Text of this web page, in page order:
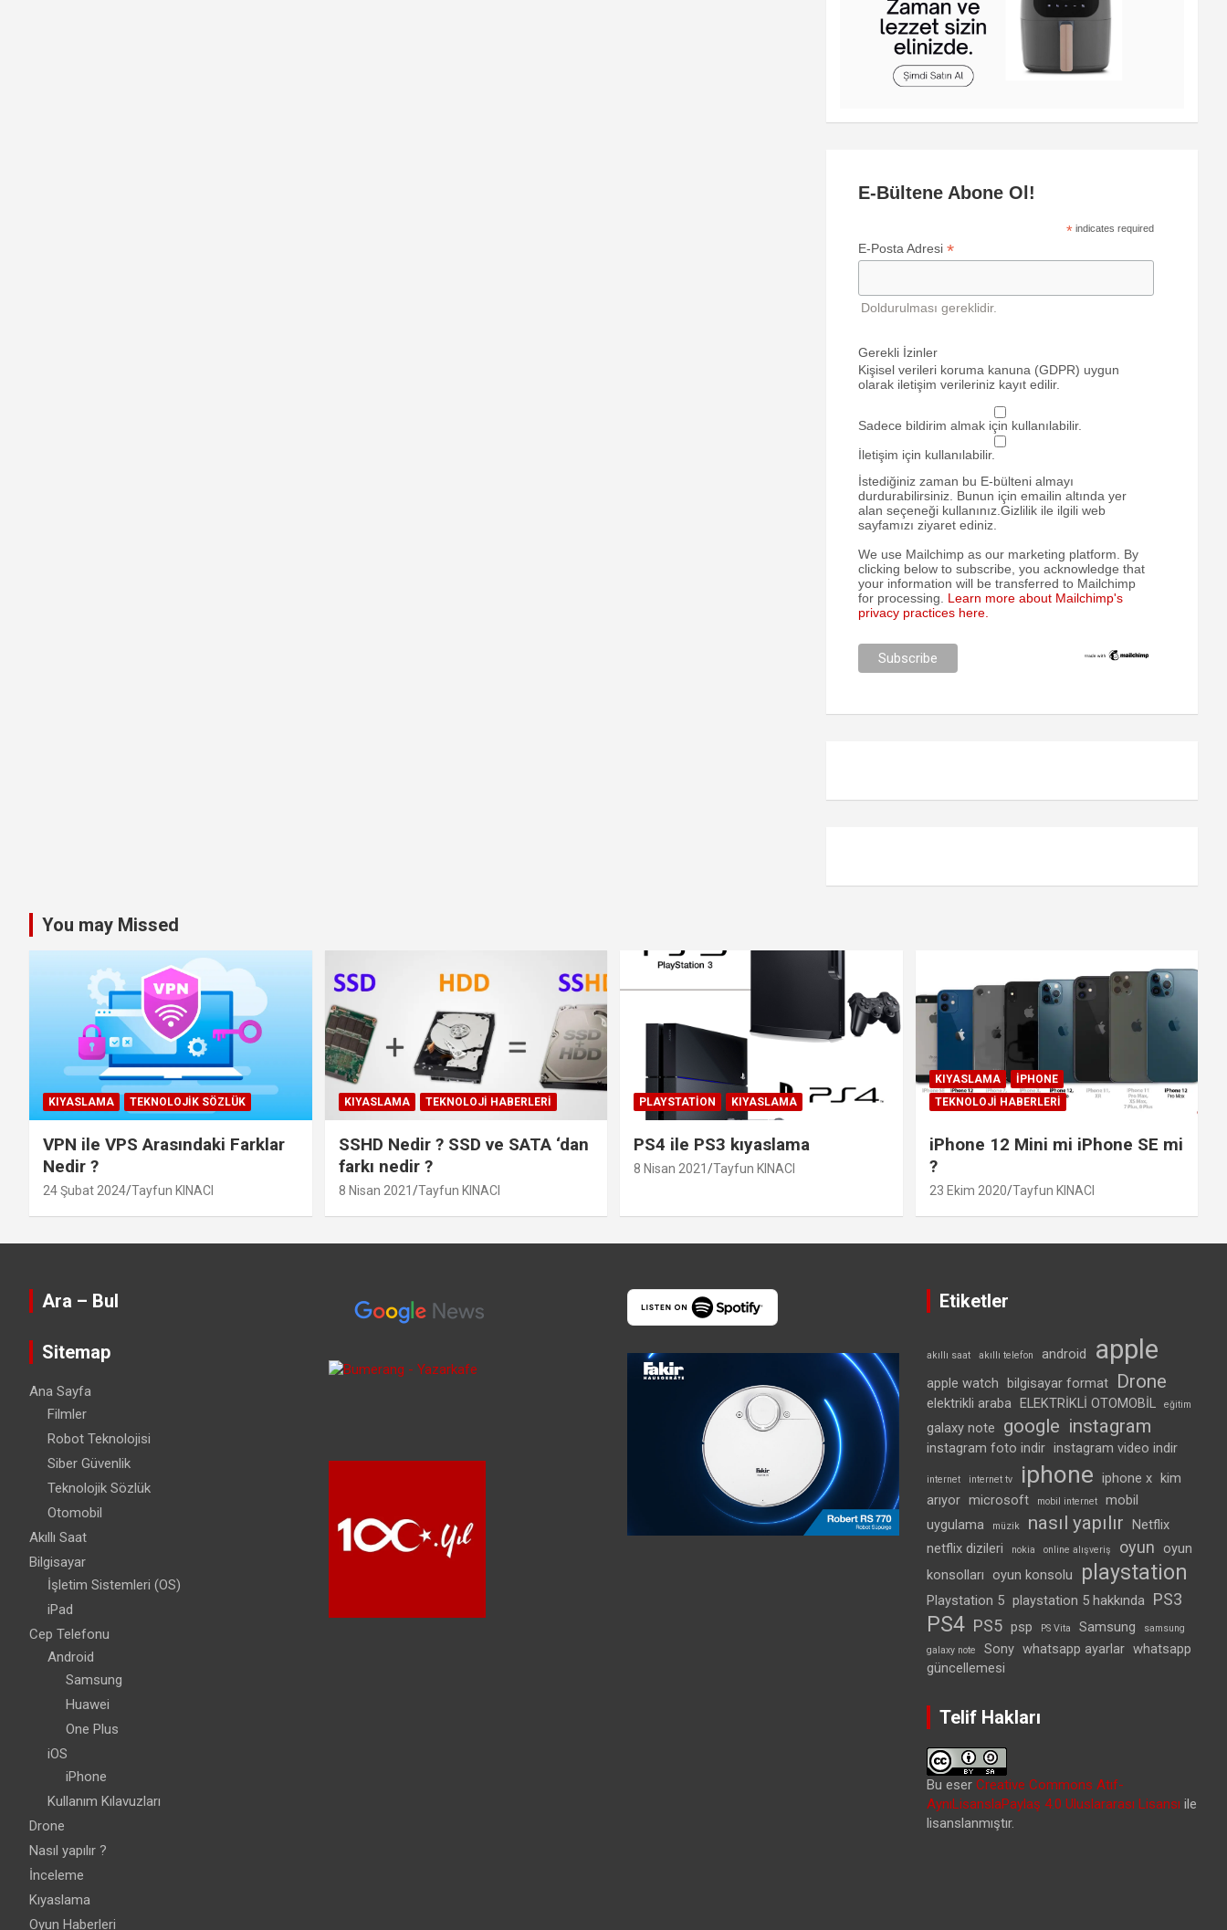
E-Bültene Abone Ol!
*indicates required
E-Posta Adresi*
Doldurulması gereklidir.
Gerekli İzinler
Kişisel verileri koruma kanuna (GDPR) uygun
olarak iletişim verileriniz kayıt edilir.
Sadece bildirim almak için kullanılabilir.
İletişim için kullanılabilir.
İstediğiniz zaman bu E-bülteni almayı
durdurabilirsiniz. Bunun için emailin altında yer
alan seçeneği kullanınız.Gizlilik ile ilgili web
sayfamızı ziyaret ediniz.
We use Mailchimp as our marketing platform. By
clicking below to subscribe, you acknowledge that
your information will be transferred to Mailchimp
for processing. Learn more about Mailchimp's
privacy practices here.
You may Missed
KIYASLAMA TEKNOLOJIK SÖZLÜK
VPN ile VPS Arasındaki Farklar
Nedir ?
24 Şubat 2024 Tayfun KINACI
KIYASLAMA TEKNOLOJI HABERLERI
SSHD Nedir ? SSD ve SATA ‘dan
farkı nedir ?
8 Nisan 2021 Tayfun KINACI
PLAYSTATION KIYASLAMA
PS4 ile PS3 kıyaslama
8 Nisan 2021 Tayfun KINACI
KIYASLAMA
IPHONE
TEKNOLOJI HABERLERI
iPhone 12 Mini mi iPhone SE mi
?
23 Ekim 2020 Tayfun KINACI
Ara – Bul
Sitemap
Ana Sayfa
Filmler
Robot Teknolojisi
Siber Güvenlik
Teknolojik Sözlük
Otomobil
Akıllı Saat
Bilgisayar
İşletim Sistemleri (OS)
iPad
Cep Telefonu
Android
Samsung
Huawei
One Plus
iOS
iPhone
Kullanım Kılavuzları
Drone
Nasıl yapılır ?
İnceleme
Kıyaslama
Oyun Haberleri
Etiketler
akıllı saat akıllı telefon android apple
apple watch bilgisayar format Drone
elektrikli araba ELEKTRİKLİ OTOMOBİL eğitim
galaxy note google instagram
instagram foto indir instagram video indir
internet internet tv iphone iphone x kim
arıyor microsoft mobil internet
mobil
uygulama
müzik nasıl yapılır Netflix
netflix dizileri
nokia online alışveriş oyun
oyun
konsolları
oyun konsolu playstation
Playstation 5 playstation 5 hakkında PS3
PS4 PS5 psp PS Vita Samsung
samsung
galaxy note
Sony whatsapp ayarlar whatsapp
güncellemesi
Telif Hakları
Bu eser Creative Commons Atıf-
AynıLisanslaPaylaş 4.0 Uluslararası Lisansı ile
lisanslanmıştır.